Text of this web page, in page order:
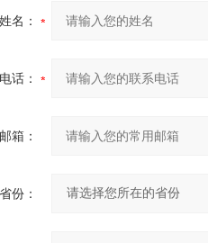
名：
话：
箱：
省份：